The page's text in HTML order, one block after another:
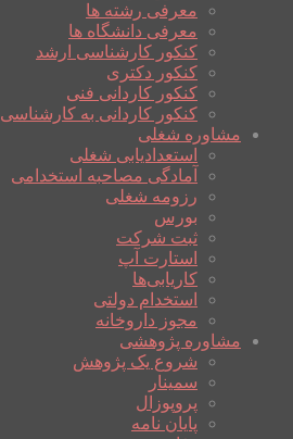
معرفی رشته ها
معرفی دانشگاه ها
کنکور کارشناسی ارشد
کنکور دکتری
کنکور کاردانی فنی
کنکور کاردانی به کارشناسی
مشاوره شغلی
استعدادیابی شغلی
آمادگی مصاحبه استخدامی
رزومه شغلی
بورس
ثبت شرکت
استارت آپ
کاریابی‌ها
استخدام دولتی
مجوز داروخانه
مشاوره پژوهشی
شروع یک پژوهش
سمینار
پروپوزال
پایان نامه